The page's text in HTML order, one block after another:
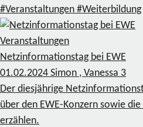
#Veranstaltungen #Weiterbildung
Veranstaltungen
Netzinformationstag bei EWE
01.02.2024 Simon , Vanessa 3
Der diesjährige
über den EWE-Konzern sowie
erzählen.